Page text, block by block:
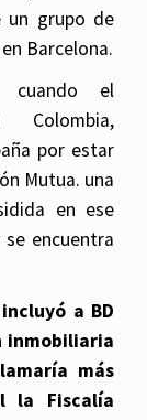
un grupo de
Barcelona.
cuando el
por estar
Mutua. una
en ese
encuentra
a BD
inmobiliaria
más
la Fiscalía